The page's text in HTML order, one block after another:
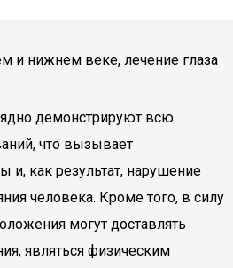
и нижнем веке, лечение глаза
демонстрируют всю
что вызывает
и, как результат, нарушение
человека. Кроме того, в силу
могут доставлять
являться физическим